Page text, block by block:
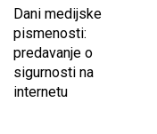
Dani medijske
pismenosti:
predavanje o
sigurnosti na
internetu